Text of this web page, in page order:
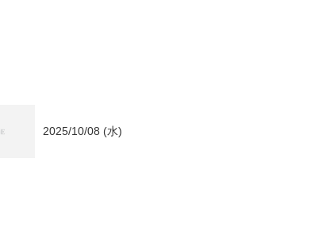
2025/10/08 (水)